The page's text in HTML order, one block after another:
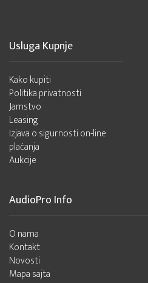
Usluga Kupnje
Kako kupiti
Politika privatnosti
Jamstvo
Leasing
Izjava o sigurnosti on-line
plaćanja
Aukcije
AudioPro Info
O nama
Kontakt
Novosti
Mapa sajta